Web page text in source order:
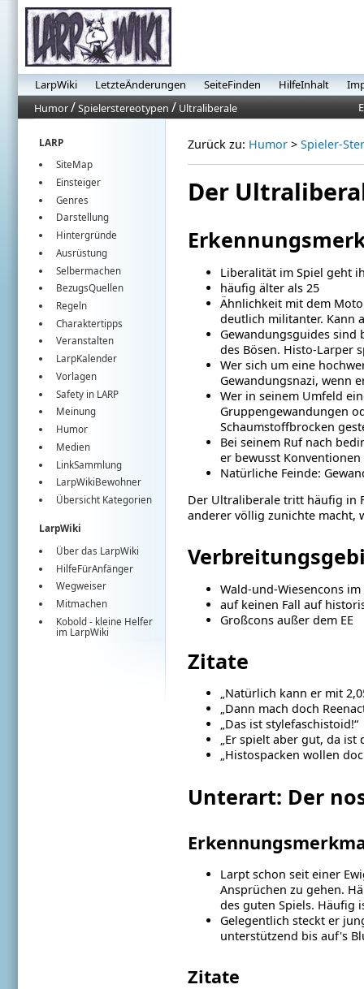
LarpWiki LetzteÄnderungen SeiteFinden HilfeInhalt
Humor/Spielerstereotypen / Ultraliberale
LARP
SiteMap
Einsteiger
Genres
Darstellung
Hintergründe
Ausrüstung
Selbermachen
BezugsQuellen
Regeln
Charaktertipps
Veranstalten
LarpKalender
Vorlagen
Safety in LARP
Meinung
Humor
Medien
LinkSammlung
LarpWikiBewohner
Übersicht Kategorien
LarpWiki
Über das LarpWiki
HilfeFürAnfänger
Wegweiser
Mitmachen
Kobold - kleine Helfer
im LarpWiki
Zurück zu: Humor> Spieler-
Der
Liberalität im Spiel geht
häufig älter als 25
Ähnlichkeit mit dem
deutlich militanter. Kann
Gewandungsguides sind
des Bösen. Histo-Larper
Wer sich um eine
Gewandungsnazi, wenn
Wer in seinem Umfeld
Gruppengewandungen
Schaumstoffbrocken
Bei seinem Ruf nach
er bewusst
Natürliche Feinde:
Der Ultraliberale tritt häufig in
anderer völlig zunichte macht,
Wald-und-Wiesencons
auf keinen Fall auf
Großcons außer dem EE
Zitate
„Natürlich kann er mit
„Dann mach doch
„Das ist stylefaschistoid!“
„Er spielt aber gut, da ist
„Histospacken wollen
Unterart: Der
Larpt schon seit einer
Ansprüchen zu gehen.
des guten Spiels. Häufig
Gelegentlich steckt er
unterstützend bis auf's
Zitate